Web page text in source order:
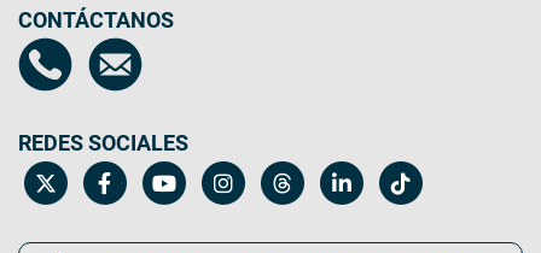
CONTÁCTANOS
REDES SOCIALES